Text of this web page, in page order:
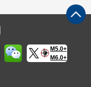
M5.0+
M6.0+